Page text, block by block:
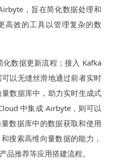
，旨在简化数据处理和
高效的工具以管理复杂的数
数据更新流程；接入 Kafka
以无缝丝滑地通过前者实时
数据库中，助力实时生成式
中集成 Airbyte，则可以
数据库中的数据获取和使用
搜索高维向量数据的能力，
品推荐等应用搭建流程。